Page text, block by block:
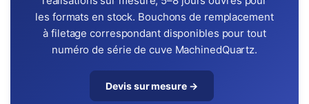
les formats en stock. Bouchons de remplacement
à filetage correspondant disponibles pour tout
numéro de série de cuve MachinedQuartz.
Devis sur mesure →